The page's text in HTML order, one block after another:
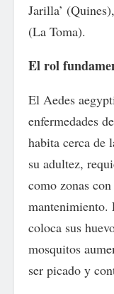
Jarilla’
(La Toma).
El rol
El Aedes
enfermedades
habita cerca de
su adultez,
como zonas
mantenimiento.
coloca sus
mosquitos
ser picado y